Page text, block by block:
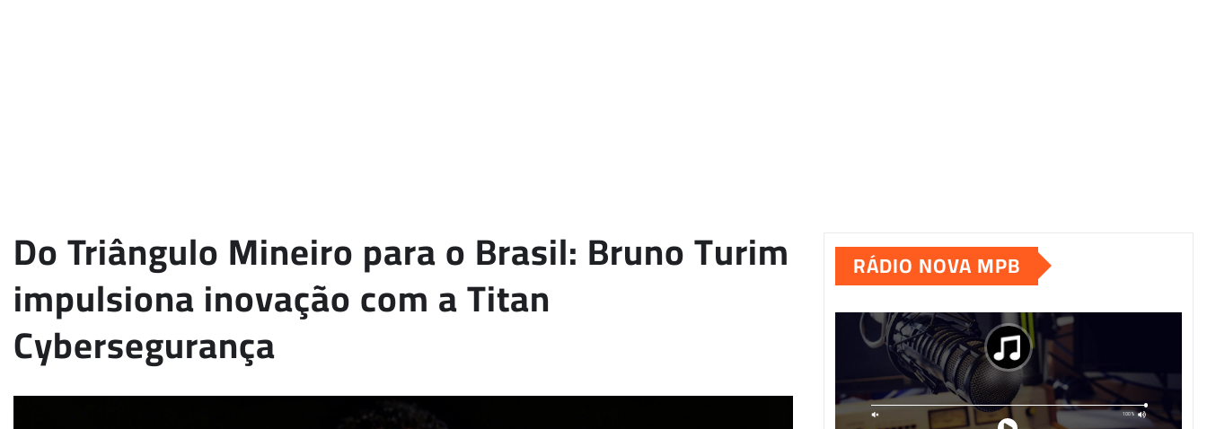
Do Triângulo Mineiro para o Brasil: Bruno Turim
impulsiona inovação com a Titan
Cybersegurança
RÁDIO NOVA MPB